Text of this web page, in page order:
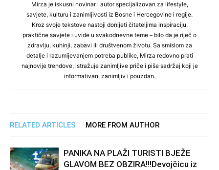
Mirza je iskusni novinar i autor specijalizovan za lifestyle,
savjete, kulturu i zanimljivosti iz Bosne i Hercegovine i regije.
Kroz svoje tekstove nastoji donijeti čitateljima inspiraciju,
praktične savjete i uvide u svakodnevne teme – bilo da je riječ o
zdravlju, kuhinji, zabavi ili društvenom životu. Sa smislom za
detalje i razumijevanjem potreba publike, Mirza redovno prati
najnovije trendove, istražuje zanimljive priče i piše sadržaj koji je
informativan, zanimljiv i pouzdan.
RELATED ARTICLES MORE FROM AUTHOR
PANIKA NA PLAŽI TURISTI BJEŽE
GLAVOM BEZ OBZIRA!!!Devojčicu iz